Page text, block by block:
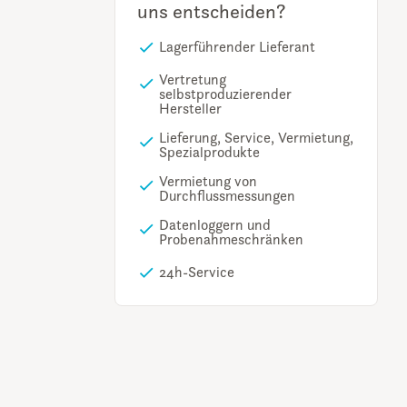
uns entscheiden?
Lagerführender Lieferant
Vertretung
selbstproduzierender
Hersteller
Lieferung, Service, Vermietung,
Spezialprodukte
Vermietung von
Durchflussmessungen
Datenloggern und
Probenahmeschränken
24h-Service